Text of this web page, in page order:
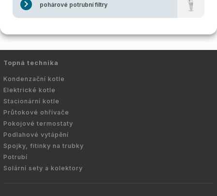
pohárové potrubní filtry
Topná technika
Kondenzační kotle
Elektrické kotle
Stacionární kotle
Průtokové ohřívače
Pokojové termostaty
Podlahové vytápění
Spojky, fitinky na trubky
Potrubí
Solární sety a kolektory